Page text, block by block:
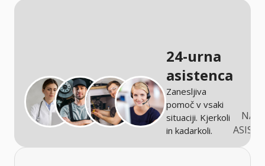
24-urna
asistenca
Zanesljiva
pomoč v vsaki
situaciji. Kjerkoli
in kadarkoli.